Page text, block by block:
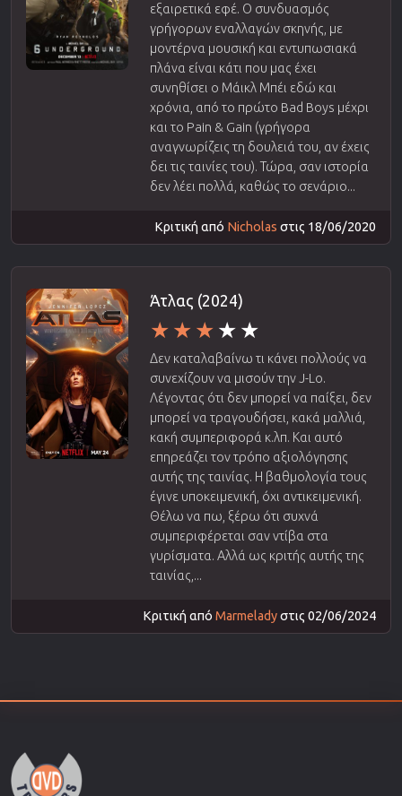
εξαιρετικά εφέ. Ο συνδυασμός
γρήγορων εναλλαγών σκηνής, με
μοντέρνα μουσική και εντυπωσιακά
πλάνα είναι κάτι που μας έχει
συνηθίσει ο Μάικλ Μπέι εδώ και
χρόνια, από το πρώτο Bad Boys μέχρι
και το Pain & Gain (γρήγορα
αναγνωρίζεις τη δουλειά του, αν έχεις
δει τις ταινίες του). Τώρα, σαν ιστορία
δεν λέει πολλά, καθώς το σενάριο...
Κριτική από Nicholas στις 18/06/2020
Άτλας (2024)
Δεν καταλαβαίνω τι κάνει πολλούς να
συνεχίζουν να μισούν την J-Lo.
Λέγοντας ότι δεν μπορεί να παίξει, δεν
μπορεί να τραγουδήσει, κακά μαλλιά,
κακή συμπεριφορά κ.λπ. Και αυτό
επηρεάζει τον τρόπο αξιολόγησης
αυτής της ταινίας. Η βαθμολογία τους
έγινε υποκειμενική, όχι αντικειμενική.
Θέλω να πω, ξέρω ότι συχνά
συμπεριφέρεται σαν ντίβα στα
γυρίσματα. Αλλά ως κριτής αυτής της
ταινίας,...
Κριτική από Marmeladyστις 02/06/2024